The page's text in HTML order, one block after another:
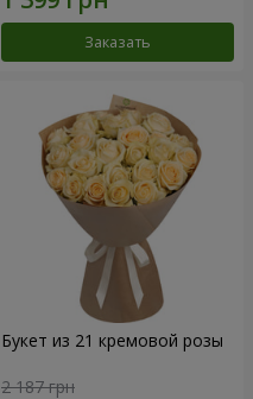
Заказать
Букет из 21 кремовой розы
2 187 грн